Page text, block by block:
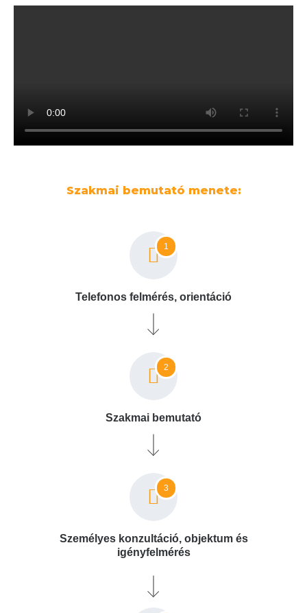
Szakmai bemutató menete:
1
Telefonos felmérés, orientáció
2
Szakmai bemutató
3
Személyes konzultáció, objektum és
igényfelmérés